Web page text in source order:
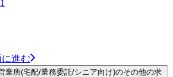
進む
業所(宅配/業務委託/シニア向け)のその他の求